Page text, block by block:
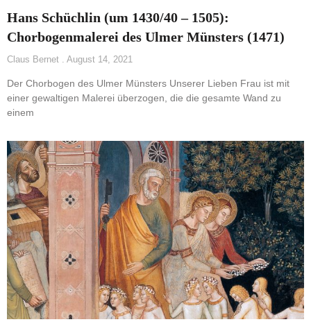
Hans Schüchlin (um 1430/40 – 1505):
Chorbogenmalerei des Ulmer Münsters (1471)
Claus Bernet August 14, 2021
Der Chorbogen des Ulmer Münsters Unserer Lieben Frau ist mit
einer gewaltigen Malerei überzogen, die die gesamte Wand zu
einem